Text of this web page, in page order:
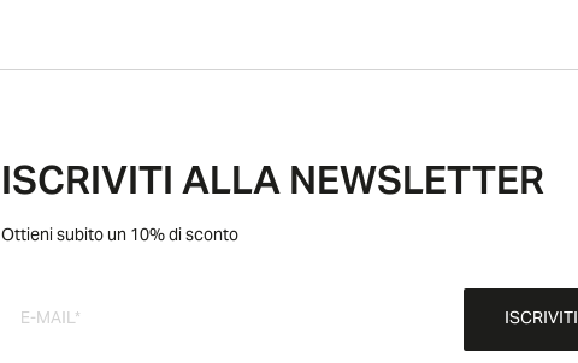
ISCRIVITI ALLA NEWSLETTER
Ottieni subito un 10% di sconto
ISCRIVITI